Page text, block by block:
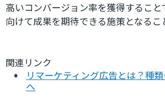
高いコンバージョン率を獲得するこ
向けて成果を期待できる施策となるこ
関連リンク
リマーケティング広告とは？種
へ